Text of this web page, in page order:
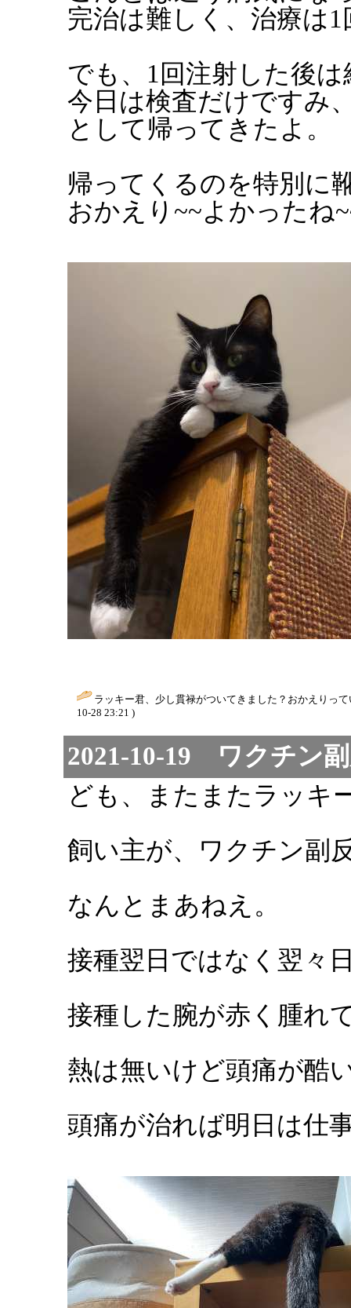
完治は難しく、治療は
でも、1回注射した後
今日は検査だけですみ
として帰ってきたよ。
帰ってくるのを特別に
おかえり~~よかったね
ラッキー君、少し貫禄がついてきました？おかえりっ
10-28 23:21 )
2021-10-19 ワクチン
ども、またまたラッキ
飼い主が、ワクチン副
なんとまあねえ。
接種翌日ではなく翌々
接種した腕が赤く腫れ
熱は無いけど頭痛が酷
頭痛が治れば明日は仕